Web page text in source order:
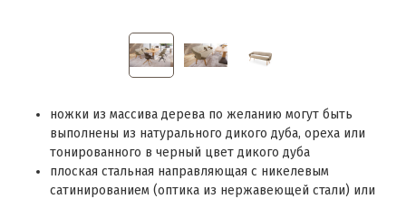
ножки из массива дерева по желанию могут быть
выполнены из натурального дикого дуба, ореха или
тонированного в черный цвет дикого дуба
плоская стальная направляющая с никелевым
сатинированием (оптика из нержавеющей стали) или